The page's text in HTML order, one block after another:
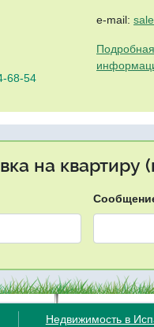
68-54
e-mail:
на квартиру
Недвижимость в